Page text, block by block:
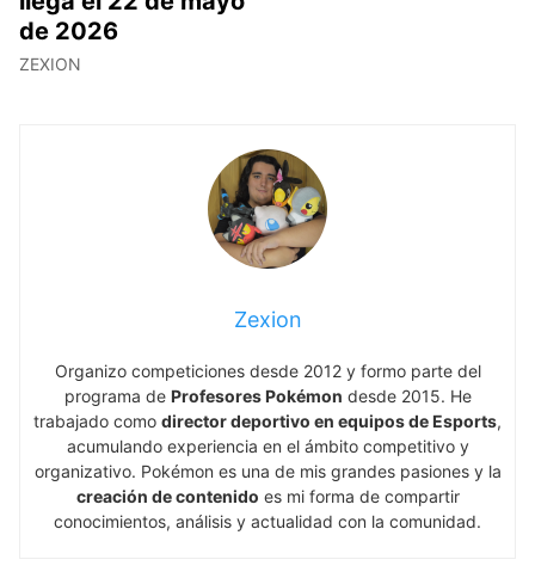
de 2026
ZEXION
Zexion
Organizo competiciones desde 2012 y formo parte del
programa de Profesores Pokémon desde 2015. He
trabajado como director deportivo en equipos de Esports,
acumulando experiencia en el ámbito competitivo y
organizativo. Pokémon es una de mis grandes pasiones y la
creación de contenido es mi forma de compartir
conocimientos, análisis y actualidad con la comunidad.